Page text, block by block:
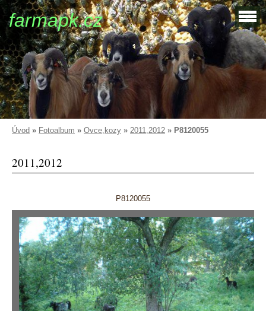
farmapk.cz
Úvod » Fotoalbum » Ovce,kozy » 2011,2012 » P8120055
2011,2012
P8120055